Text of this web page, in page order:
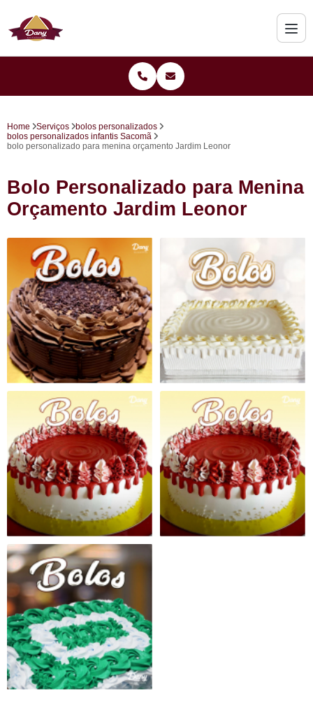
Home Serviços
bolos personalizados
bolos personalizados infantis Sacomã
bolo personalizado para menina orçamento Jardim Leonor
Bolo Personalizado para Menina
Orçamento Jardim Leonor